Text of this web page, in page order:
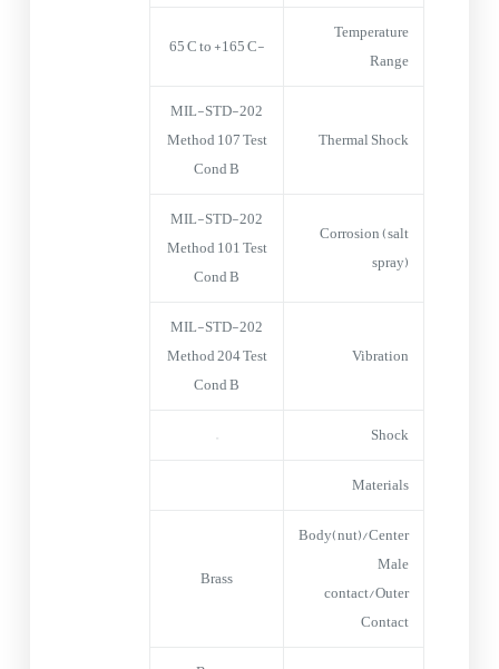
Temperature
Range
-65°C to +165°C
Thermal Shock
MIL-STD-202
Method 107 Test
Cond B
Corrosion (salt
spray)
MIL-STD-202
Method 101 Test
Cond B
Vibration
MIL-STD-202
Method 204 Test
Cond B
Shock
–
Materials
Body(nut)/Center
Male
contact/Outer
Contact
Brass